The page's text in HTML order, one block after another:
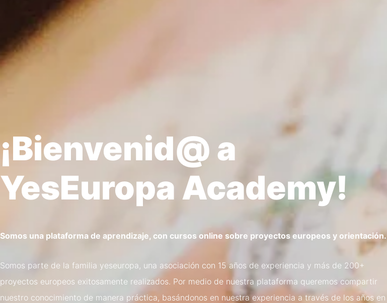
¡Bienvenid@ a
YesEuropa Academy!
Somos una plataforma de aprendizaje, con cursos online sobre proyectos europeos y orientación.
Somos parte de la familia yeseuropa, una asociación con 15 años de experiencia y más de 200+
proyectos europeos exitosamente realizados. Por medio de nuestra plataforma queremos compartir
nuestro conocimiento de manera práctica, basándonos en nuestra experiencia a través de los años en